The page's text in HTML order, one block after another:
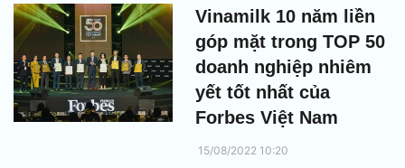
Việt Nam - Ngôi sao sáng
nhất”.
Vinamilk 10 năm liền
góp mặt trong TOP 50
doanh nghiệp nhiêm
yết tốt nhất của
Forbes Việt Nam
15/08/2022 10:20